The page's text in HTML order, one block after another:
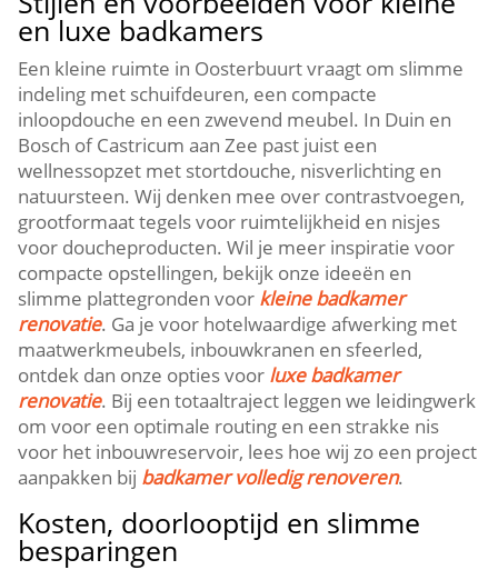
en luxe badkamers
Een kleine ruimte in Oosterbuurt vraagt om slimme
indeling met schuifdeuren, een compacte
inloopdouche en een zwevend meubel.​ In Duin en
Bosch of Castricum aan Zee past juist een
wellnessopzet met stortdouche, nisverlichting en
natuursteen.​ Wij denken mee over contrastvoegen,
grootformaat tegels voor ruimtelijkheid en nisjes
voor doucheproducten.​ Wil je meer inspiratie voor
compacte opstellingen, bekijk onze ideeën en
slimme plattegronden voor kleine badkamer
renovatie.​ Ga je voor hotelwaardige afwerking met
maatwerkmeubels, inbouwkranen en sfeerled,
ontdek dan onze opties voor luxe badkamer
renovatie.​ Bij een totaaltraject leggen we leidingwerk
om voor een optimale routing en een strakke nis
voor het inbouwreservoir, lees hoe wij zo een project
aanpakken bij badkamer volledig renoveren.​
Kosten, doorlooptijd en slimme
besparingen